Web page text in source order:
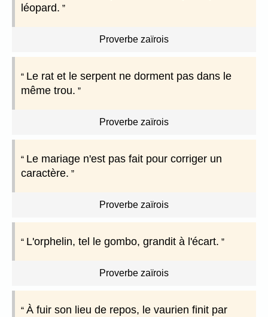
léopard.
Proverbe zaïrois
Le rat et le serpent ne dorment pas dans le
même trou.
Proverbe zaïrois
Le mariage n'est pas fait pour corriger un
caractère.
Proverbe zaïrois
L'orphelin, tel le gombo, grandit à l'écart.
Proverbe zaïrois
À fuir son lieu de repos, le vaurien finit par